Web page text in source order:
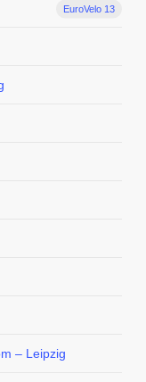
EuroVelo 13
– Leipzig